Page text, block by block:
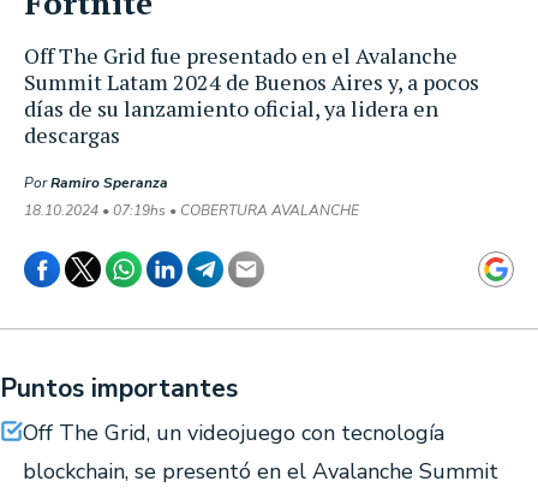
Off The Grid fue presentado en el Avalanche
Summit Latam 2024 de Buenos Aires y, a pocos
días de su lanzamiento oficial, ya lidera en
descargas
PorRamiro Speranza
18.10.2024 • 07:19hs • COBERTURA AVALANCHE
Puntos importantes
Off The Grid, un videojuego con tecnología
blockchain, se presentó en el Avalanche Summit